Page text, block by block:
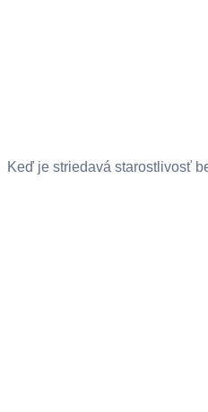
Keď je striedavá starostlivosť